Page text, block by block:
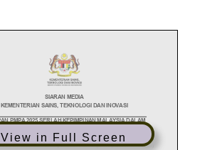
View in Full Screen